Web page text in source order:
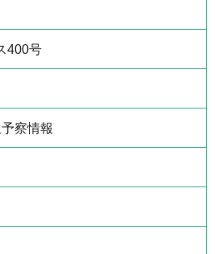
400号
察情報